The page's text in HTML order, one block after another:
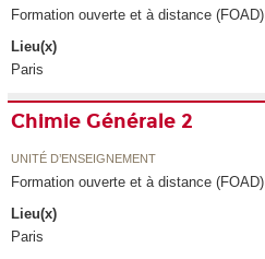
Formation ouverte et à distance (FOAD)
Lieu(x)
Paris
Chimie Générale 2
UNITÉ D’ENSEIGNEMENT
Formation ouverte et à distance (FOAD)
Lieu(x)
Paris